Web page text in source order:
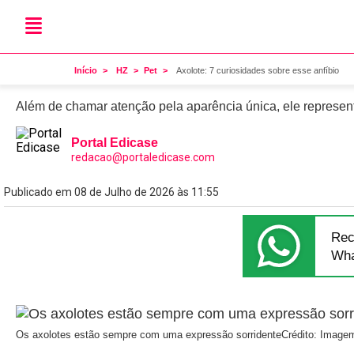
Início HZ Pet Axolote: 7 curiosidades sobre esse anfíbio
Pet
Axolote: 7 curiosidades
Além de chamar atenção pela aparência única, ele
Portal Edicase
redacao@portaledicase.com
Publicado em 08 de Julho de 2026 às 11:55
Os axolotes estão sempre com uma expressão sorridenteCrédito: